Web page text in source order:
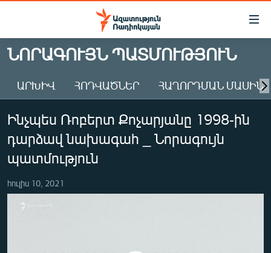
Մատչելիության
Անցնել
հիմնական
Անցնել
հիմնական
մենյուին
ԱԶԱՏՈՒԹՅՈՒՆ TV
ՀԱՅԱՍՏԱՆ
ԸՆՏՐՈՒԹՅՈՒՆՆԵՐ 2026
ԻՐԱՎՈՒՆՔ
ՏՆՏԵՍՈՒԹՅՈՒՆ
ՆՈՐԱԳՈՒՅՆ ՊԱՏՄՈՒԹՅՈՒՆ
ԱՐԽԻՎ ՀՈԴՎԱԾՆԵՐ ՀԱՂՈՐԴՄԱՆ ՄԱՍԻՆ
Ինչպես Ռոբերտ Քոչարյանը 1998-ին
դարձավ նախագահ _ Նորագույն
պատմություն
հուլիս 10, 2021